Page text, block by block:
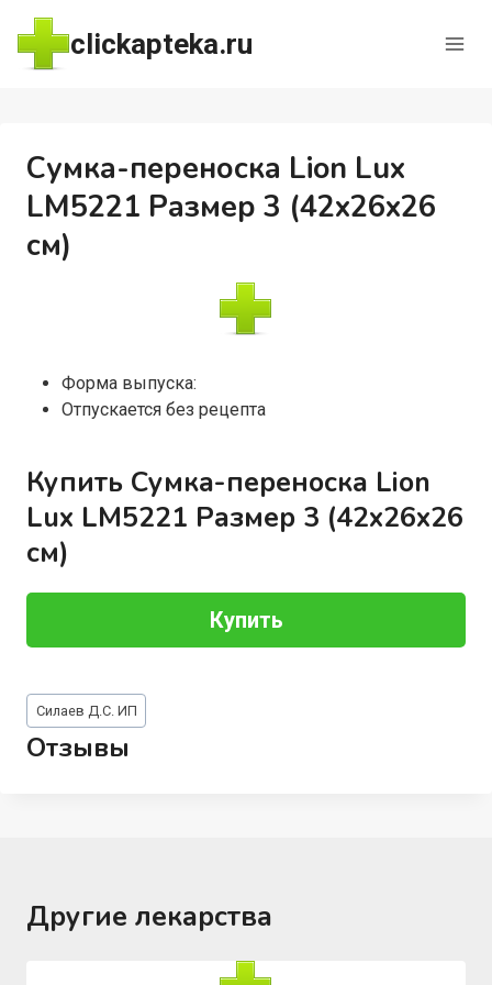
Перейти
содержимому
clickapteka.ru
Сумка-переноска Lion Lux
LM5221 Размер 3 (42x26x26
см)
Форма выпуска:
Отпускается без рецепта
Купить Сумка-переноска Lion
Lux LM5221 Размер 3 (42x26x26
см)
Купить
Метки
записи:
Силаев Д.С. ИП
Отзывы
Другие лекарства